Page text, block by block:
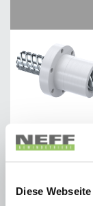
DieseSCREW JACKS